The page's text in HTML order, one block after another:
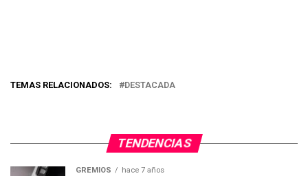
TEMAS RELACIONADOS: DESTACADA
TENDENCIAS
GREMIOS hace 7 años